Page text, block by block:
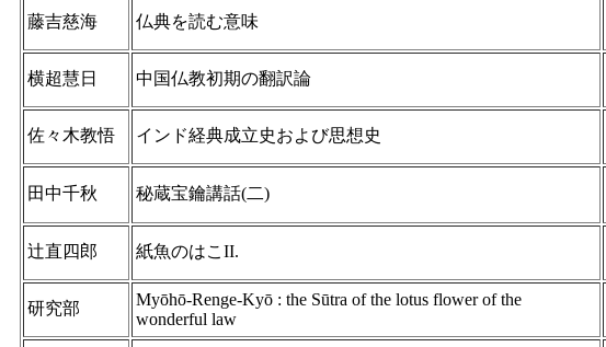
藤吉慈海 仏典を読む意味
横超慧日 中国仏教初期の翻訳論
佐々木教悟 インド経典成立史および思想史
田中千秋 秘蔵宝鑰講話(二)
辻直四郎 紙魚のはこII.
研究部
Myōhō-Renge-Kyō : the Sūtra of the lotus flower of the
wonderful law